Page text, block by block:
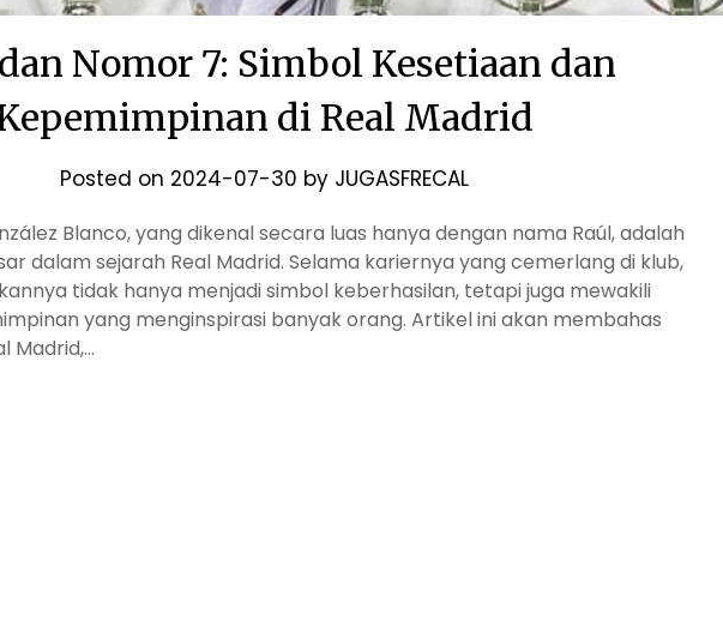
Nomor 7: Simbol Kesetiaan dan
di Real Madrid
Posted on 2024-07-30 by JUGASFRECAL
Blanco, yang dikenal secara luas hanya dengan nama Raúl, adalah
dalam sejarah Real Madrid. Selama kariernya yang cemerlang di klub,
tidak hanya menjadi simbol keberhasilan, tetapi juga mewakili
yang menginspirasi banyak orang. Artikel ini akan membahas
Madrid,…